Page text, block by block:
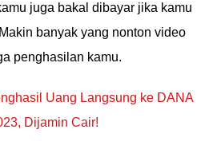
juga bakal dibayar jika kamu
banyak yang nonton video
penghasilan kamu.
Uang Langsung ke DANA
Dijamin Cair!